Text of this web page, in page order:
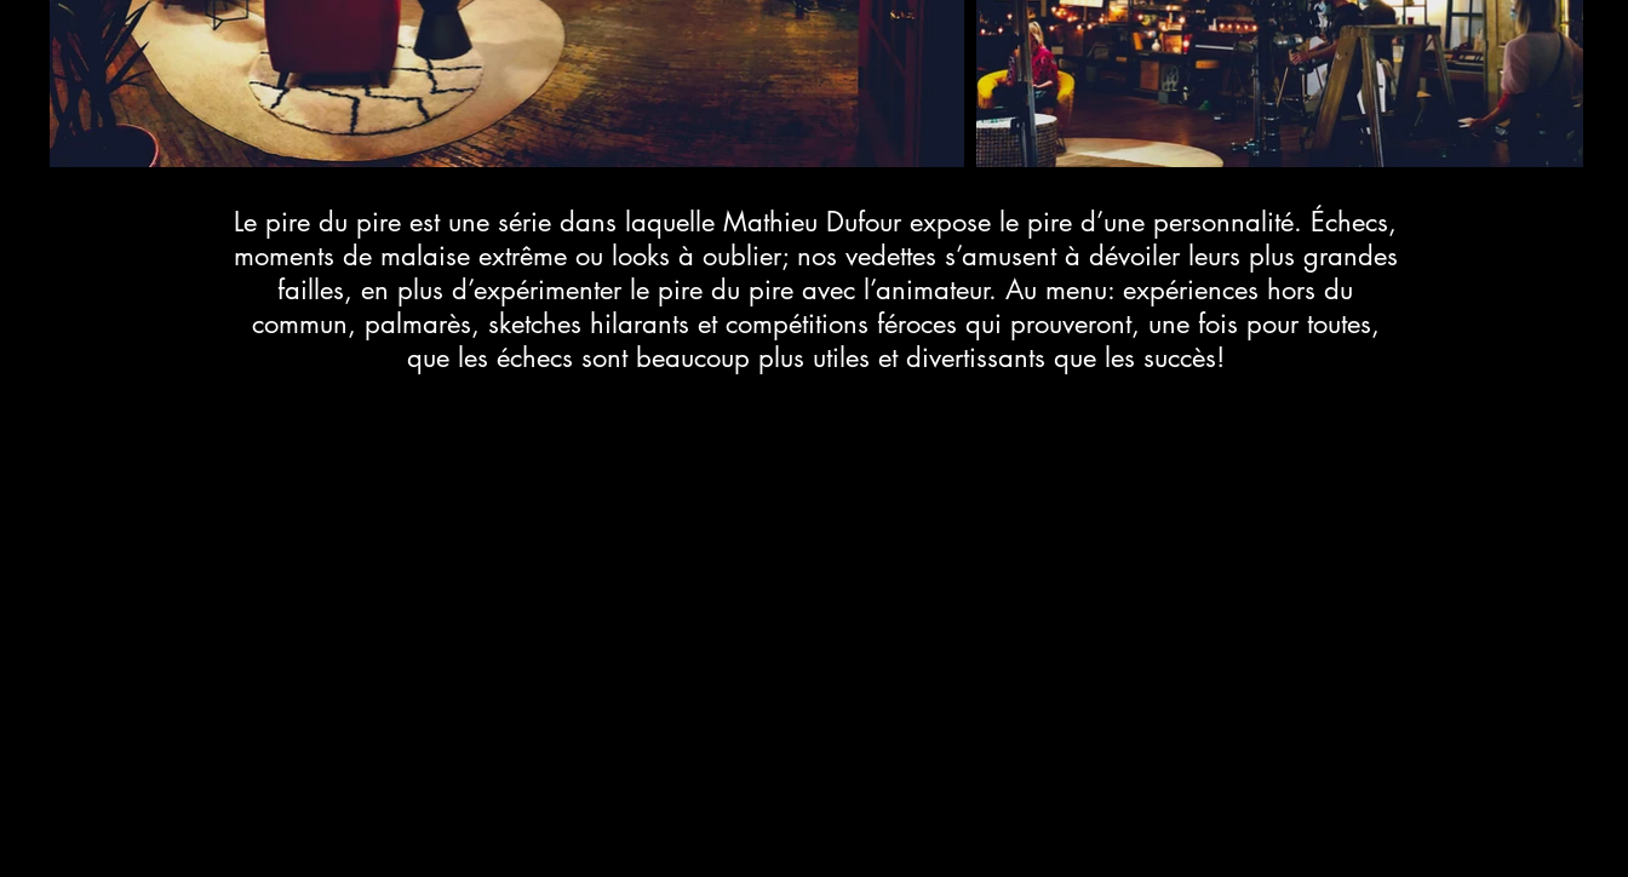
Le pire du pire est une série dans laquelle Mathieu Dufour expose le pire d’une personnalité. Échecs,
moments de malaise extrême ou looks à oublier; nos vedettes s’amusent à dévoiler leurs plus grandes
failles, en plus d’expérimenter le pire du pire avec l’animateur. Au menu: expériences hors du
commun, palmarès, sketches hilarants et compétitions féroces qui prouveront, une fois pour toutes,
que les échecs sont beaucoup plus utiles et divertissants que les succès!